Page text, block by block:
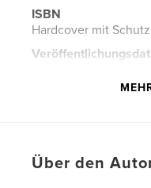
ISBN
Hardcover mit
Über den